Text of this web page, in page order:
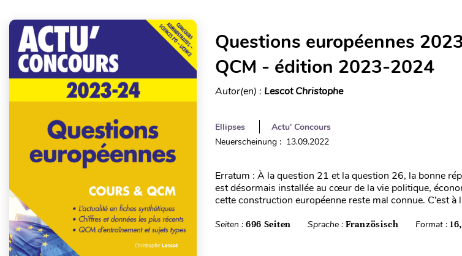
Questions européennes
QCM - édition 2023-2024
Autor(en) : Lescot Christophe
Ellipses
Actu' Concours
Neuerscheinung : 13.09.2022
Erratum : À la question 21 et la question 26, la bonne
est désormais installée au cœur de la vie politique,
cette construction européenne reste mal connue. C’est à
Seiten : 696 Seiten Sprache :Französisch Format :